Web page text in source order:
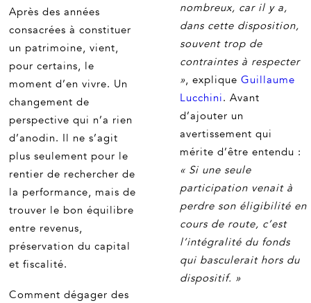
Après des années
consacrées à constituer
un patrimoine, vient,
pour certains, le
moment d’en vivre. Un
changement de
perspective qui n’a rien
d’anodin. Il ne s’agit
plus seulement pour le
rentier de rechercher de
la performance, mais de
trouver le bon équilibre
entre revenus,
préservation du capital
et fiscalité.
Comment dégager des
nombreux, car il y a,
dans cette disposition,
souvent trop de
contraintes à respecter
», explique Guillaume
Lucchini. Avant
d’ajouter un
avertissement qui
mérite d’être entendu :
« Si une seule
participation venait à
perdre son éligibilité en
cours de route, c’est
l’intégralité du fonds
qui basculerait hors du
dispositif. »